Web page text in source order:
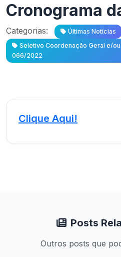
Cronograma
Categorias:
Últimas Notícias
Seletivo Coordenação Geral e/ou
066/2022
Clique Aqui!
Posts
Outros posts que